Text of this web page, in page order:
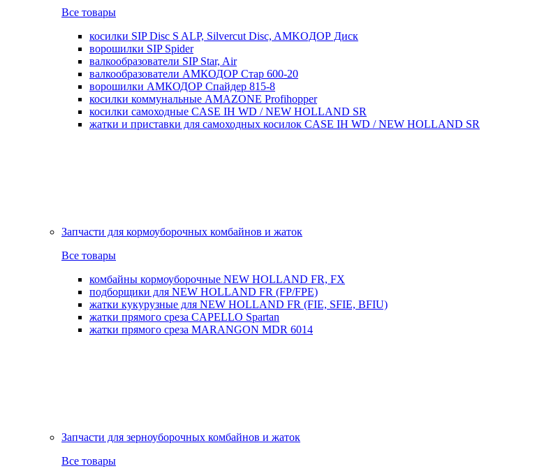
Все товары
косилки SIP Disc S ALP, Silvercut Disc, AMKOДОР Диск
ворошилки SIP Spider
валкообразователи SIP Star, Air
валкообразователи АМКОДОР Стар 600-20
ворошилки АМКОДОР Спайдер 815-8
косилки коммунальные AMAZONE Profihopper
косилки самоходные CASE IH WD / NEW HOLLAND SR
жатки и приставки для самоходных косилок CASE IH WD / NEW HOLLAND SR
Запчасти для кормоуборочных комбайнов и жаток
Все товары
комбайны кормоуборочные NEW HOLLAND FR, FX
подборщики для NEW HOLLAND FR (FP/FPE)
жатки кукурузные для NEW HOLLAND FR (FIE, SFIE, BFIU)
жатки прямого среза CAPELLO Spartan
жатки прямого среза MARANGON MDR 6014
Запчасти для зерноуборочных комбайнов и жаток
Все товары